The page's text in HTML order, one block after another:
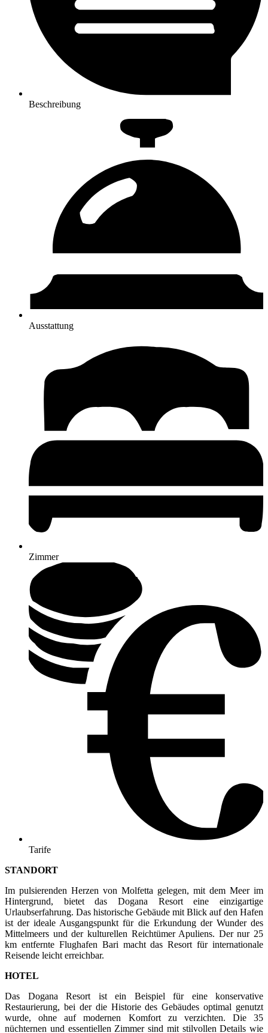
Beschreibung
Ausstattung
Zimmer
Tarife
STANDORT
Im pulsierenden Herzen von Molfetta gelegen, mit dem Meer im
Hintergrund, bietet das Dogana Resort eine einzigartige
Urlaubserfahrung. Das historische Gebäude mit Blick auf den Hafen
ist der ideale Ausgangspunkt für die Erkundung der Wunder des
Mittelmeers und der kulturellen Reichtümer Apuliens. Der nur 25
km entfernte Flughafen Bari macht das Resort für internationale
Reisende leicht erreichbar.
HOTEL
Das Dogana Resort ist ein Beispiel für eine konservative
Restaurierung, bei der die Historie des Gebäudes optimal genutzt
wurde, ohne auf modernen Komfort zu verzichten. Die 35
nüchternen und essentiellen Zimmer sind mit stilvollen Details wie